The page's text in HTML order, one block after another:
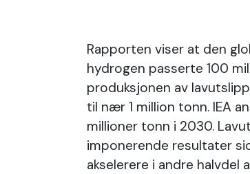
Rapporten viser at den
hydrogen passerte 100
produksjonen av
til nær 1 million tonn. IEA
millioner tonn i 2030.
imponerende resultater
akselerere i andre halvdel